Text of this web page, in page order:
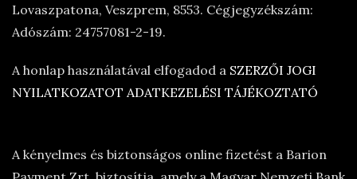
Lovaszpatona, Veszprem, 8553. Cégjegyzékszám:
Adószám: 24757081-2-19.
A honlap használatával elfogadod a SZERZŐI JOGI
NYILATKOZATOT ADATKEZELÉSI TÁJÉKOZTATÓ
A kényelmes és biztonságos online fizetést a Barion